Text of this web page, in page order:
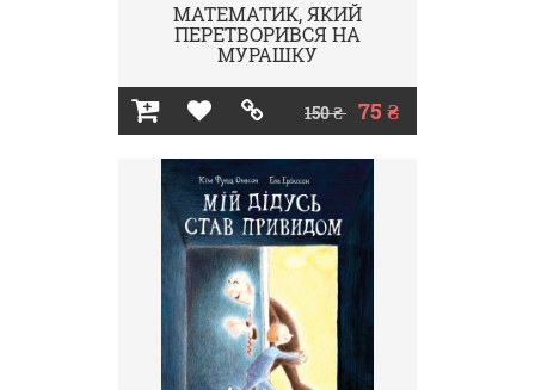
МАТЕМАТИК, ЯКИЙ
ПЕРЕТВОРИВСЯ НА
МУРАШКУ
150 ₴ 75 ₴